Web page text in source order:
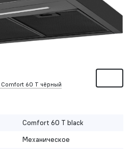
Comfort 60 T чёрный
Comfort 60 T black
Механическое